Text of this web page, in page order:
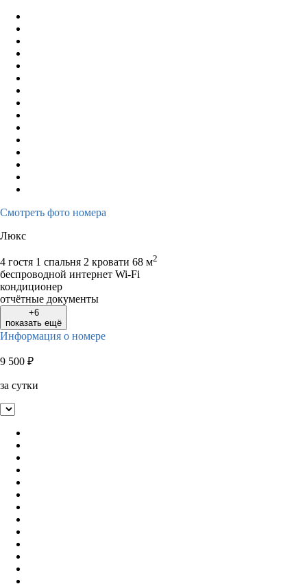
Смотреть фото номера
Люкс
4 гостя 1 спальня 2 кровати 68 м2
беспроводной интернет Wi-Fi
кондиционер
отчётные документы
+6
показать ещё
Информация о номере
9 500 ₽
за сутки